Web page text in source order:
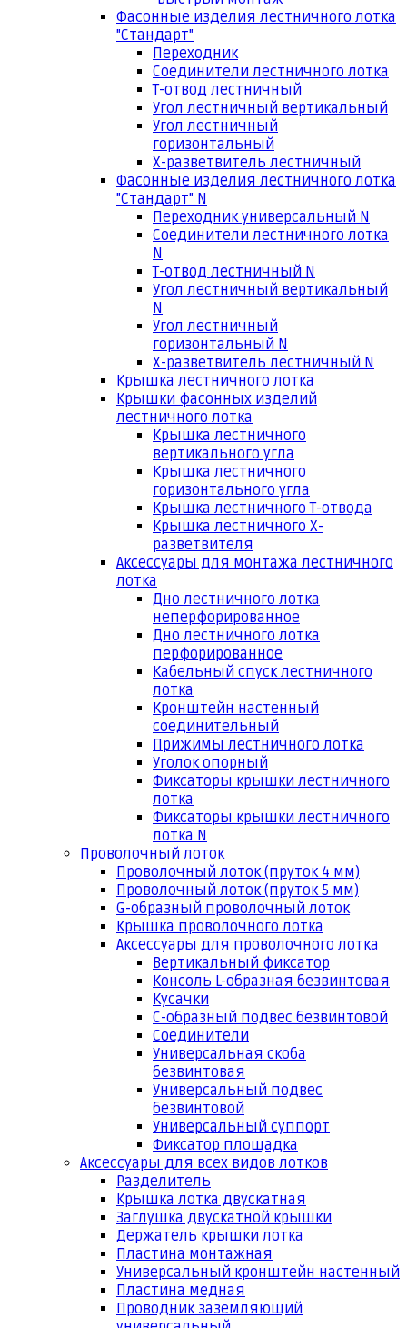
Фасонные изделия лестничного лотка
"Стандарт"
Переходник
Соединители лестничного лотка
Т-отвод лестничный
Угол лестничный вертикальный
Угол лестничный
горизонтальный
Х-разветвитель лестничный
Фасонные изделия лестничного лотка
"Стандарт" N
Переходник универсальный N
Соединители лестничного лотка
N
Т-отвод лестничный N
Угол лестничный вертикальный
N
Угол лестничный
горизонтальный N
Х-разветвитель лестничный N
Крышка лестничного лотка
Крышки фасонных изделий
лестничного лотка
Крышка лестничного
вертикального угла
Крышка лестничного
горизонтального угла
Крышка лестничного Т-отвода
Крышка лестничного Х-
разветвителя
Аксессуары для монтажа лестничного
лотка
Дно лестничного лотка
неперфорированное
Дно лестничного лотка
перфорированное
Кабельный спуск лестничного
лотка
Кронштейн настенный
соединительный
Прижимы лестничного лотка
Уголок опорный
Фиксаторы крышки лестничного
лотка
Фиксаторы крышки лестничного
лотка N
Проволочный лоток
Проволочный лоток (пруток 4 мм)
Проволочный лоток (пруток 5 мм)
G-образный проволочный лоток
Крышка проволочного лотка
Аксессуары для проволочного лотка
Вертикальный фиксатор
Консоль L-образная безвинтовая
Кусачки
С-образный подвес безвинтовой
Соединители
Универсальная скоба
безвинтовая
Универсальный подвес
безвинтовой
Универсальный суппорт
Фиксатор площадка
Аксессуары для всех видов лотков
Разделитель
Крышка лотка двускатная
Заглушка двускатной крышки
Держатель крышки лотка
Пластина монтажная
Универсальный кронштейн настенный
Пластина медная
Проводник заземляющий